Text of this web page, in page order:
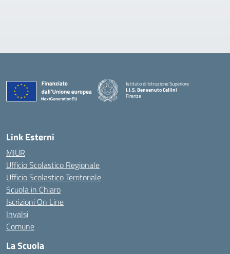
Istituto di Istruzione Superiore
I.I.S. Benvenuto Cellini
Firenze
Link Esterni
MIUR
Ufficio Scolastico Regionale
Ufficio Scolastico Territoriale
Scuola in Chiaro
Iscrizioni On Line
Invalsi
Comune
La Scuola